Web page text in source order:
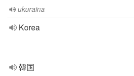
ukuraina
Korea
韓国